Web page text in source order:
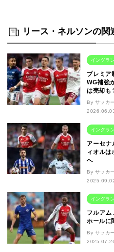
リース・ネルソンの関
イングラ
プレミア
WG補強
は売却も
By サッカ
イングラ
アーセ
ィオルは
へ
By サッカ
イングラ
フルアム
ホールに
By サッカ